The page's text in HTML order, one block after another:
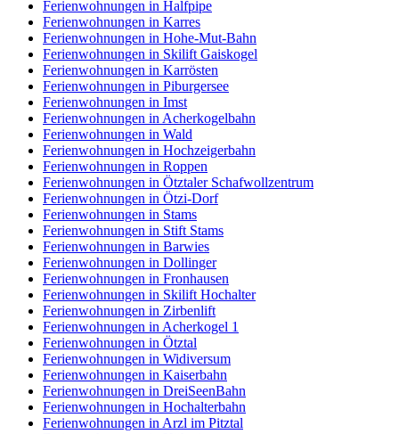
Ferienwohnungen in Halfpipe
Ferienwohnungen in Karres
Ferienwohnungen in Hohe-Mut-Bahn
Ferienwohnungen in Skilift Gaiskogel
Ferienwohnungen in Karrösten
Ferienwohnungen in Piburgersee
Ferienwohnungen in Imst
Ferienwohnungen in Acherkogelbahn
Ferienwohnungen in Wald
Ferienwohnungen in Hochzeigerbahn
Ferienwohnungen in Roppen
Ferienwohnungen in Ötztaler Schafwollzentrum
Ferienwohnungen in Ötzi-Dorf
Ferienwohnungen in Stams
Ferienwohnungen in Stift Stams
Ferienwohnungen in Barwies
Ferienwohnungen in Dollinger
Ferienwohnungen in Fronhausen
Ferienwohnungen in Skilift Hochalter
Ferienwohnungen in Zirbenlift
Ferienwohnungen in Acherkogel 1
Ferienwohnungen in Ötztal
Ferienwohnungen in Widiversum
Ferienwohnungen in Kaiserbahn
Ferienwohnungen in DreiSeenBahn
Ferienwohnungen in Hochalterbahn
Ferienwohnungen in Arzl im Pitztal